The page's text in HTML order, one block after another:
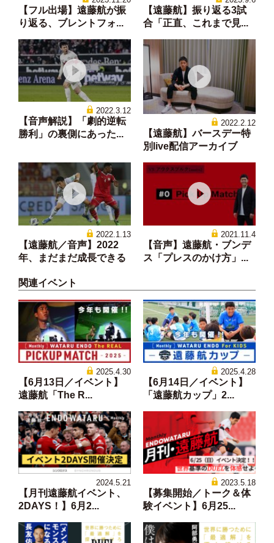
【フル出場】遠藤航が振
り返る、ブレントフォ...
【遠藤航】振り返る3試
合「正直、これまで見...
2022.3.12
【音声解説】「劇的逆転
勝利」の裏側にあった...
2022.2.12
【遠藤航】バースデー特
別live配信アーカイブ
2022.1.13
【遠藤航／音声】2022
年、まだまだ成長できる
2021.11.4
【音声】遠藤航・ブンデ
ス「プレスのかけ方」...
関連イベント
2025.4.30
【6月13日／イベント】
遠藤航「The R...
2025.4.28
【6月14日／イベント】
「遠藤航カップ」2...
2024.5.21
【月刊遠藤航イベント、
2DAYS！】6月2...
2023.5.18
【募集開始／トーク＆体
験イベント】6月25...